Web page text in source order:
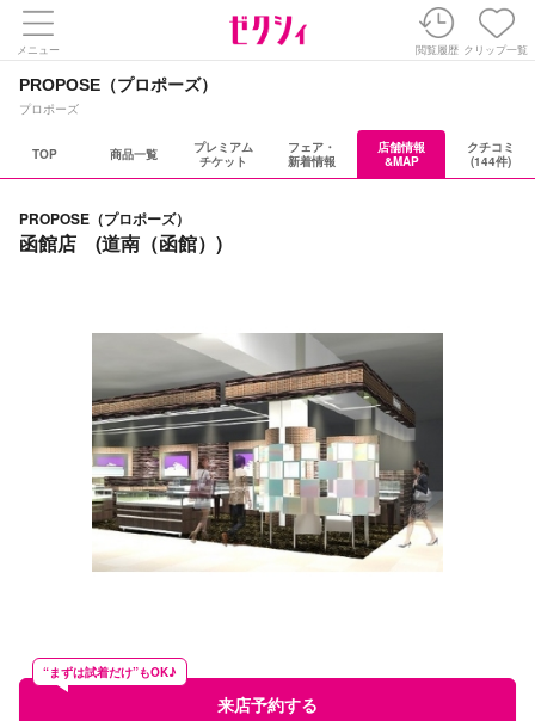
メニュー 閲覧履歴 クリップ一覧
PROPOSE（プロポーズ）
プロポーズ
TOP 商品一覧
プレミアム
チケット
フェア・
新着情報
店舗情報
&MAP
クチコミ
(144件)
PROPOSE（プロポーズ）
函館店 (道南（函館）)
来店予約する
“まずは試着だけ”もOK♪